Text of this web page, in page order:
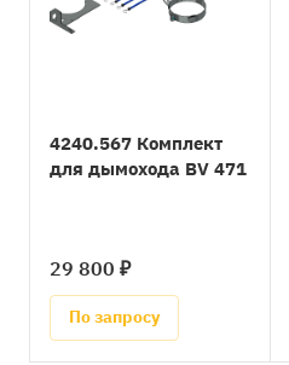
4240.567 Комплект
для дымохода BV 471
29 800 ₽
По запросу